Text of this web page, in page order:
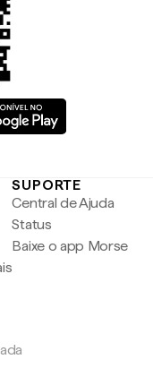
SUPORTE
Central de Ajuda
Status
Baixe o app Morse